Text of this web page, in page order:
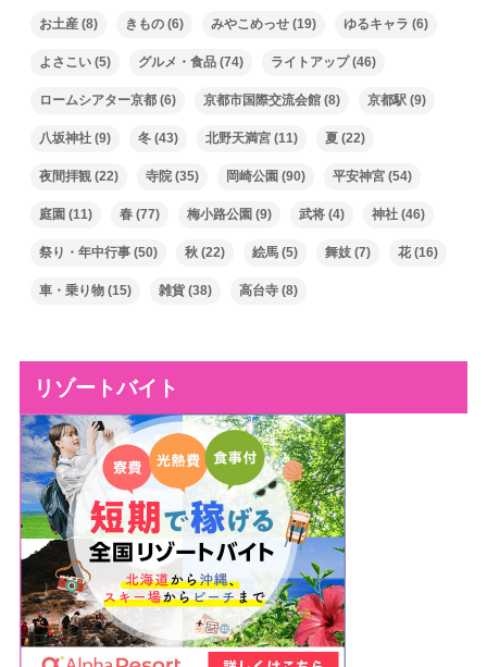
お土産(8) きもの(6) みやこめっせ(19) ゆるキャラ (6)
よさこい(5) グルメ・食品(74) ライトアップ(46)
ロームシアター京都(6) 京都市国際交流会館(8) 京都駅(9)
八坂神社(9) 冬(43) 北野天満宮(11) 夏(22)
夜間拝観(22) 寺院(35) 岡崎公園 (90) 平安神宮(54)
庭園 (11) 春(77) 梅小路公園 (9) 武将(4) 神社(46)
祭り・年中行事(50) 秋(22) 絵馬(5) 舞妓(7) 花(16)
車・乗り物(15) 雑貨(38) 高台寺(8)
リゾートバイト